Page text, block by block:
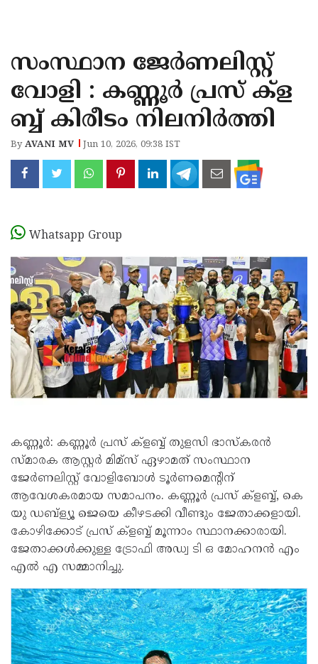
KANNUR
KASARAGOD
സംസ്ഥാന ജേർണലിസ്റ്റ്
വോളി : കണ്ണൂർ പ്രസ് ക്ള
ബ്ബ് കിരീടം നിലനിർത്തി
ByAVANI MV Jun 10, 2026, 09:38 IST
Whatsapp Group
കണ്ണൂർ: കണ്ണൂർ പ്രസ് ക്ളബ്ബ് തുളസി ഭാസ്കരൻ
സ്മാരക ആസ്റ്റർ മിമ്സ് ഏഴാമത് സംസ്ഥാന
ജേർണലിസ്റ്റ് വോളിബോൾ ടൂർണമെൻ്റിന്
ആവേശകരമായ സമാപനം. കണ്ണൂർ പ്രസ് ക്ളബ്ബ്, കെ
യു ഡബ്ള്യൂ ജെയെ കീഴടക്കി വീണ്ടും ജേതാക്കളായി.
കോഴിക്കോട് പ്രസ് ക്ളബ്ബ് മൂന്നാം സ്ഥാനക്കാരായി.
ജേതാക്കൾക്കുള്ള ട്രോഫി അഡ്വ ടി ഒ മോഹനൻ എം
എൽ എ സമ്മാനിച്ചു.